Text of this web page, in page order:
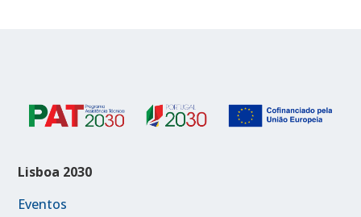
Lisboa 2030
Eventos